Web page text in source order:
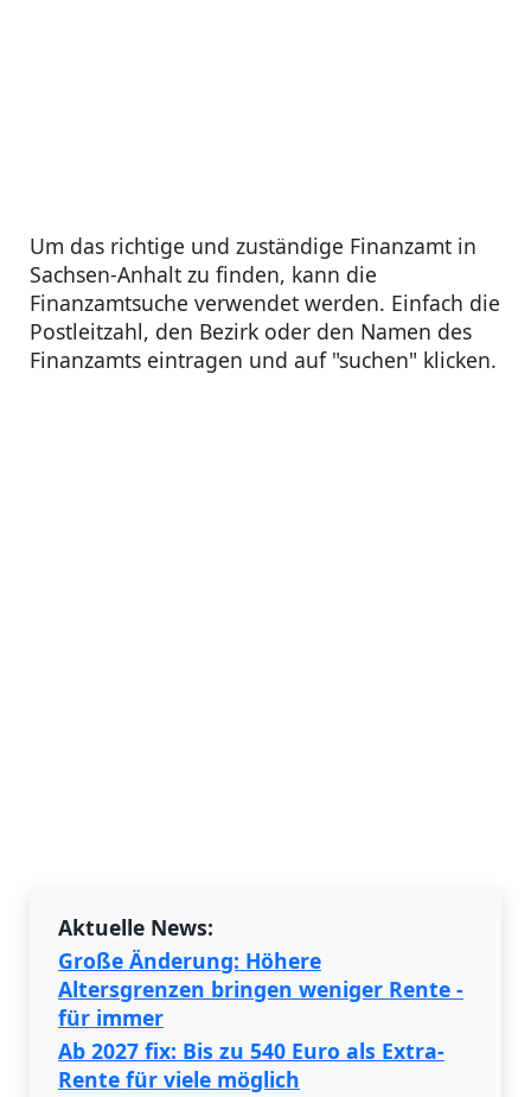
Um das richtige und zuständige Finanzamt in
Sachsen-Anhalt zu finden, kann die
Finanzamtsuche verwendet werden. Einfach die
Postleitzahl, den Bezirk oder den Namen des
Finanzamts eintragen und auf "suchen" klicken.
Aktuelle News:
Große Änderung: Höhere
Altersgrenzen bringen weniger Rente -
für immer
Ab 2027 fix: Bis zu 540 Euro als Extra-
Rente für viele möglich